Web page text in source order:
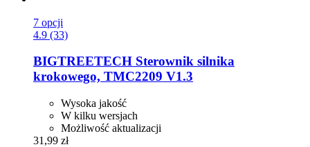
7 opcji
4.9 (33)
BIGTREETECH Sterownik silnika
krokowego, TMC2209 V1.3
Wysoka jakość
W kilku wersjach
Możliwość aktualizacji
31,99 zł